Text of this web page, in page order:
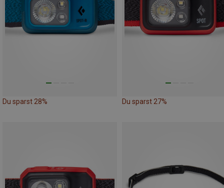
Du sparst 28% Du sparst 27%